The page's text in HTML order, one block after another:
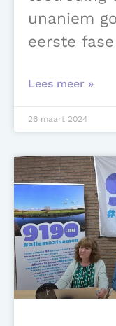
unaniem
eerste
Lees meer »
26 maart 2024